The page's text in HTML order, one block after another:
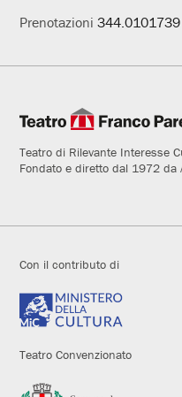
Prenotazioni344.0101739
Teatro di Rilevante Interesse
Fondato e diretto dal 1972 da
Con il contributo di
Teatro Convenzionato